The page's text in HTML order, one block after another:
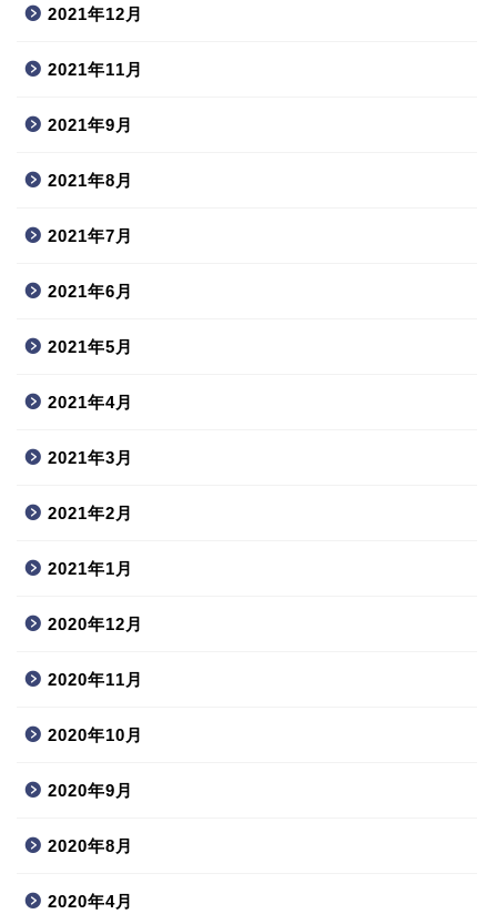
2021年12月
2021年11月
2021年9月
2021年8月
2021年7月
2021年6月
2021年5月
2021年4月
2021年3月
2021年2月
2021年1月
2020年12月
2020年11月
2020年10月
2020年9月
2020年8月
2020年4月